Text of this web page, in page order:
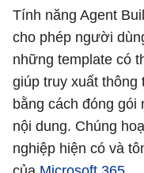
Tính năng Agent
cho phép người
những template có
giúp truy xuất thông
bằng cách đóng gói
nội dung. Chúng
nghiệp hiện có và